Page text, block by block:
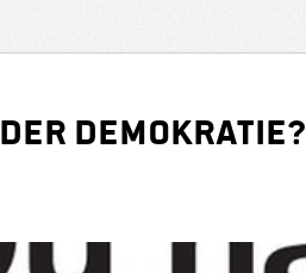
Demokratie?